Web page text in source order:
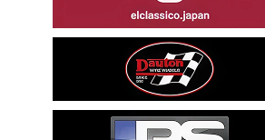
50 CHEVY TIN WOODIE WAGON
50 MERCURY *OX BLOOD*
51 CHEVY STYLE LINE
51 MERCURY
51 MERCURY *ART MORRISON